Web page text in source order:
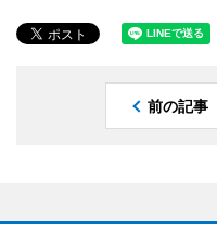
前の記事